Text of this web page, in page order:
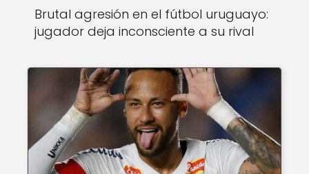
Brutal agresión en el fútbol uruguayo:
jugador deja inconsciente a su rival